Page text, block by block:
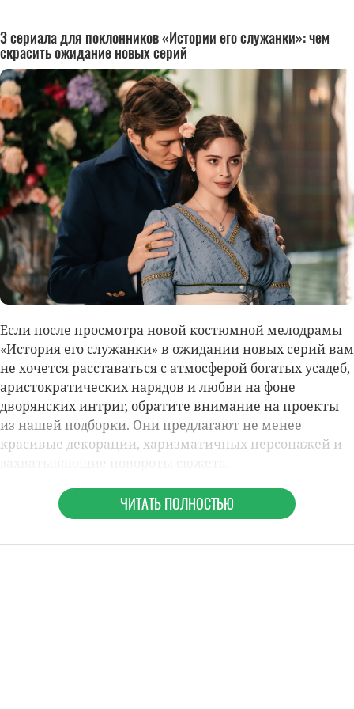
3 сериала для поклонников «Истории его служанки»: чем
скрасить ожидание новых серий
Если после просмотра новой костюмной мелодрамы
«История его служанки» в ожидании новых серий вам
не хочется расставаться с атмосферой богатых усадеб,
аристократических нарядов и любви на фоне
дворянских интриг, обратите внимание на проекты
из нашей подборки. Они предлагают не менее
красивые декорации, харизматичных персонажей и
ЧИТАТЬ ПОЛНОСТЬЮ